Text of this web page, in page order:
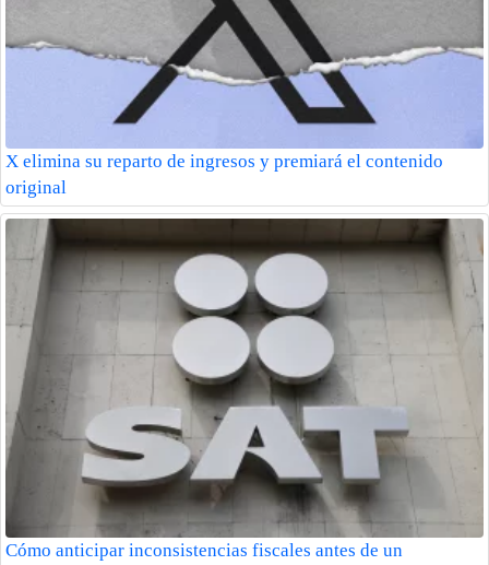
X elimina su reparto de ingresos y premiará el contenido
original
Cómo anticipar inconsistencias fiscales antes de un